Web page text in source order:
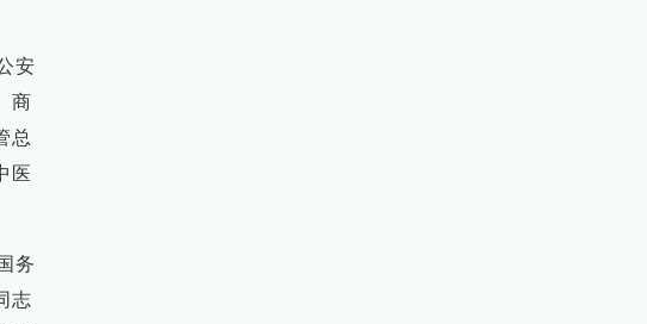
安
商
总
医
务
志